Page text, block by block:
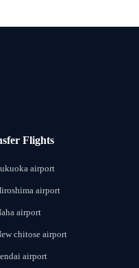
Flights
airport
airport
airport
chitose airport
airport